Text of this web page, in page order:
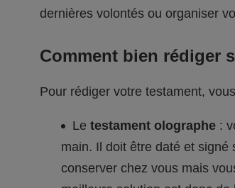
dernières volontés ou organiser
Comment bien rédiger
Pour rédiger votre testament,
Le testament olographe :
main. Il doit être daté et signé
conserver chez vous mais